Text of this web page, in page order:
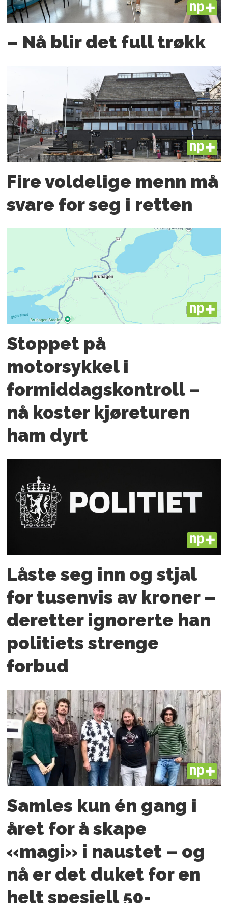
PLUS
– Nå blir det full trøkk
PLUS
Fire voldelige menn må
svare for seg i retten
PLUS
Stoppet på
motorsykkel i
formiddagskontroll –
nå koster kjøreturen
ham dyrt
PLUS
Låste seg inn og stjal
for tusenvis av kroner –
deretter ignorerte han
politiets strenge
forbud
PLUS
Samles kun én gang i
året for å skape
«magi» i naustet – og
nå er det duket for en
helt spesiell 50-